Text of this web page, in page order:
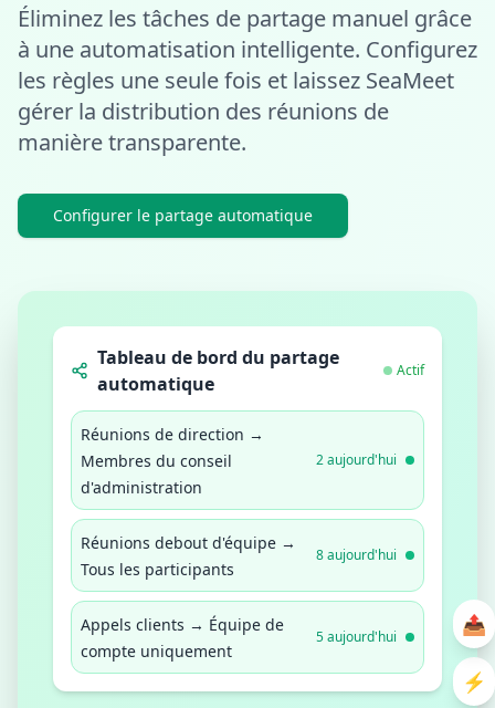
Éliminez les tâches de partage manuel grâce
à une automatisation intelligente. Configurez
les règles une seule fois et laissez SeaMeet
gérer la distribution des réunions de
manière transparente.
Configurer le partage automatique
Tableau de bord du partage
automatique
Actif
Réunions de direction →
Membres du conseil
d'administration
2aujourd'hui
Réunions debout d'équipe →
Tous les participants
8aujourd'hui
Appels clients → Équipe de
compte uniquement
5aujourd'hui